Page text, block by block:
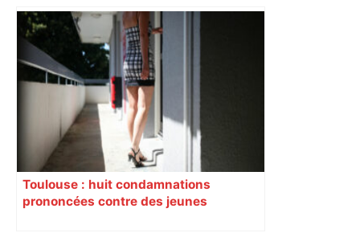
Toulouse : huit condamnations
prononcées contre des jeunes